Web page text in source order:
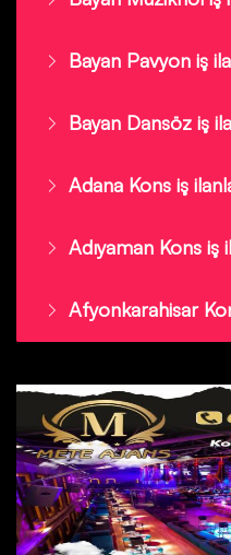
Bayan Pavyon iş
Bayan Dansöz iş
Adana Kons iş
Adıyaman Kons iş
Afyonkarahisar